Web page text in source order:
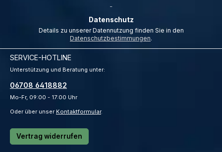
Datenschutz
Datenschutzbestimmungen.
SERVICE-HOTLINE
Unterstützung und Beratung unter:
06708 6418882
Mo-Fr, 09:00 - 17:00 Uhr
Oder über unser Kontaktformular.
Vertrag widerrufen